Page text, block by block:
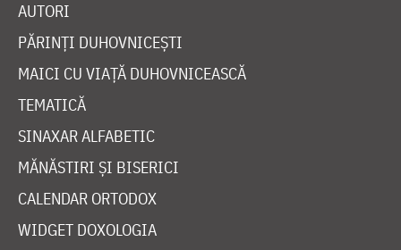
AUTORI
PĂRINȚI DUHOVNICEȘTI
MAICI CU VIAȚĂ DUHOVNICEASCĂ
TEMATICĂ
SINAXAR ALFABETIC
MĂNĂSTIRI ȘI BISERICI
CALENDAR ORTODOX
WIDGET DOXOLOGIA